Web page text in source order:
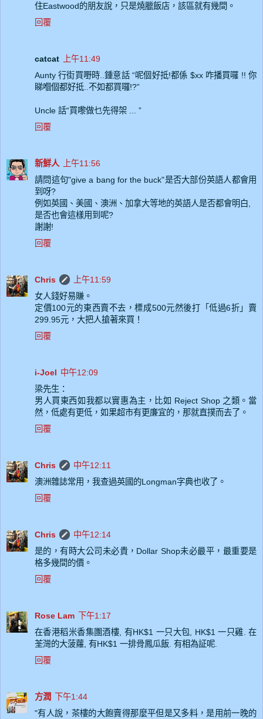
住Eastwood的朋友說，只是燒臘飯店，該區就有幾間。
回覆
catcat
上午11:49
Aunty 行街買嘢時..鍾意話 “呢個好抵!都係 $xx 咋播買囉 !! 你
睇嗰個都好抵..不如都買囉!?”
Uncle 話“買嚟做乜先得架 ... ”
回覆
新鮮人
上午11:56
請問這句"give a bang for the buck"是否大部份英語人都會用
到呀?
例如英國、美國、澳洲、加拿大等地的英語人是否都會明白,
是否也會這樣用到呢?
謝謝!
回覆
Chris
上午11:59
女人錢好易賺。
定價100元的東西賣不去，標成500元然後打「低過6折」賣
299.95元，大把人搶著來買！
回覆
i-Joel 中午12:09
梁先生：
男人買東西如我都以實惠為主，比如 Reject Shop 之類。當
然，低處有更低，如果超市有更廉宜的，那就直撲而去了。
回覆
Chris
中午12:11
澳洲雜誌常用，我查過英國的Longman字典也收了。
回覆
Chris
中午12:14
是的，有時大公司未必貴，Dollar Shop未必最平，最重要是
格多幾間的價。
回覆
Rose Lam
下午1:17
在香港稻米香集團酒樓, 有HK$1 一只大包, HK$1 一只雞. 在
荃灣的大菠蘿, 有HK$1 一排骨鳳瓜飯. 有相為証呢.
回覆
方潤
下午1:44
"有人說，茶樓的大飽賣得那麼平但是又多料，是用前一晚的